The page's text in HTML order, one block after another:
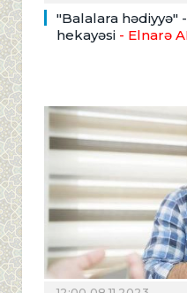
"Balalara hədiyyə"
hekayəsi - Elnarə